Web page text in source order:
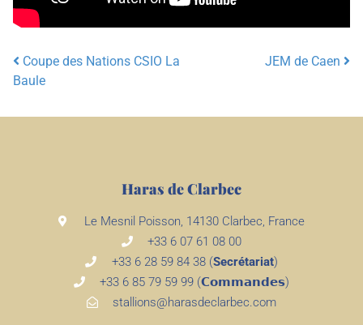
Post navigation
Coupe des Nations CSIO La
Baule
JEM de Caen
Haras de Clarbec
Le Mesnil Poisson, 14130 Clarbec, France
+33 6 07 61 08 00
+33 6 28 59 84 38 (Secrétariat)
+33 6 85 79 59 99 (𝗖𝗼𝗺𝗺𝗮𝗻𝗱𝗲𝘀)
stallions@harasdeclarbec.com